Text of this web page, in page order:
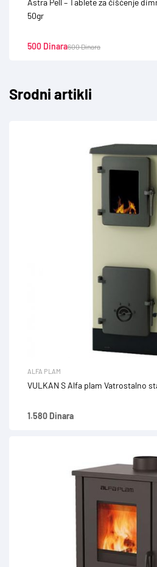
Astra Pell – Tablete za čišćenje
50gr
600Dinara
500 Dinara
Srodni artikli
ALFA PLAM
VULKAN S Alfa plam Vatrostalno
1.580 Dinara